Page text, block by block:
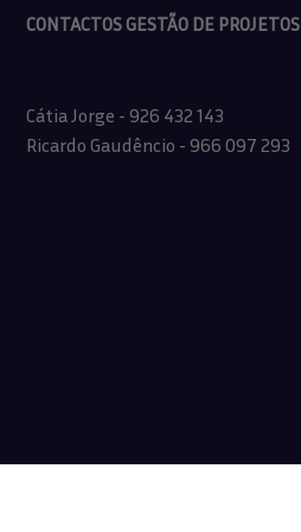
CONTACTOS GESTÃO DE PROJETOS
Cátia Jorge - 926 432 143
Ricardo Gaudêncio - 966 097 293